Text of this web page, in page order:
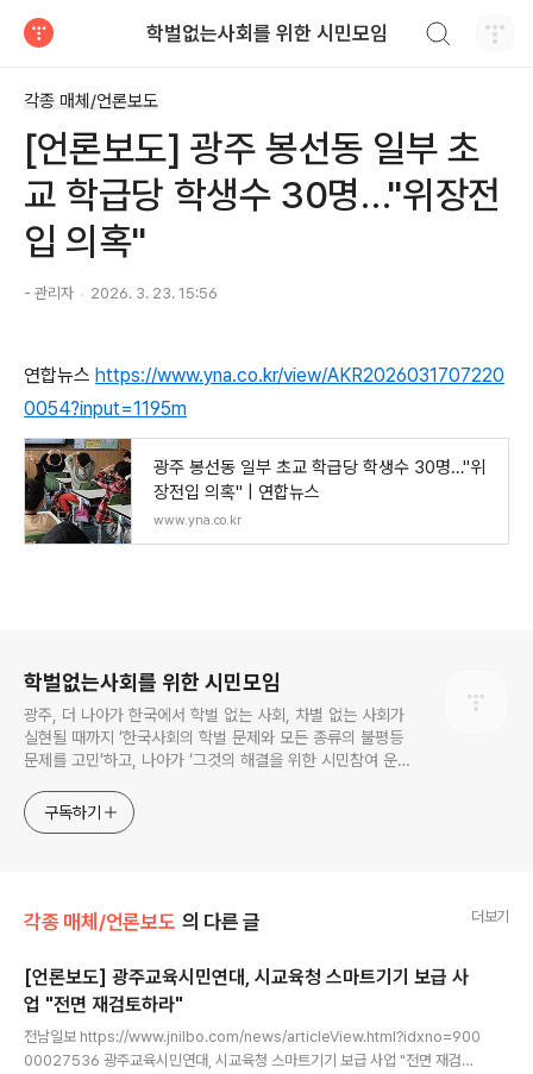
학벌없는사회를 위한 시민모임
각종 매체/언론보도
[언론보도] 광주 봉선동 일부 초
교 학급당 학생수 30명…"위장전
입 의혹"
- 관리자 2026. 3. 23. 15:56
연합뉴스 https://www.yna.co.kr/view/AKR2026031707220
0054?input=1195m
광주 봉선동 일부 초교 학급당 학생수 30명…"위
장전입 의혹" | 연합뉴스
www.yna.co.kr
학벌없는사회를 위한 시민모임
광주, 더 나아가 한국에서 학벌 없는 사회, 차별 없는 사회가
실현될 때까지 ‘한국사회의 학벌 문제와 모든 종류의 불평등
문제를 고민’하고, 나아가 ‘그것의 해결을 위한 시민참여 운
구독하기
각종 매체/언론보도 의 다른 글 더보기
[언론보도] 광주교육시민연대, 시교육청 스마트기기 보급 사
업 "전면 재검토하라"
전남일보 https://www.jnilbo.com/news/articleView.html?idxno=900
00027536 광주교육시민연대, 시교육청 스마트기기 보급 사업 "전면 재검토